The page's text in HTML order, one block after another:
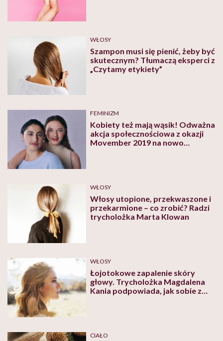
WŁOSY
Szampon musi się pienić, żeby być
skutecznym? Tłumaczą eksperci z
„Czytamy etykiety”
FEMINIZM
Kobiety też mają wąsik! Odważna
akcja społecznościowa z okazji
Movember 2019 na nowo
WŁOSY
Włosy utopione, przekwaszone i
przekarmione – co zrobić? Radzi
trycholożka Marta Klowan
WŁOSY
Łojotokowe zapalenie skóry
głowy. Trycholożka Magdalena
Kania podpowiada, jak sobie z
CIAŁO